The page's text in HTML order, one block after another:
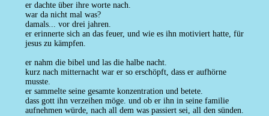
er dachte über ihre worte nach.
war da nicht mal was?
damals... vor drei jahren.
er erinnerte sich an das feuer, und wie es ihn motiviert hatte, für
jesus zu kämpfen.
er nahm die bibel und las die halbe nacht.
kurz nach mitternacht war er so erschöpft, dass er aufhörne
musste.
er sammelte seine gesamte konzentration und betete.
dass gott ihn verzeihen möge. und ob er ihn in seine familie
aufnehmen würde, nach all dem was passiert sei, all den sünden.